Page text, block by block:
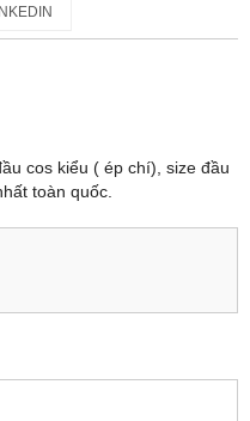
cos kiểu ( ép chí), size đầu
toàn quốc.